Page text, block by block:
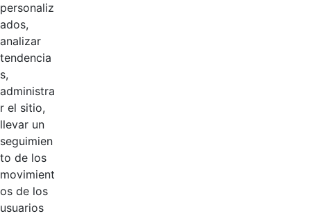
Productos
AÑADIR COMENTARIOS
personaliz
ados,
analizar
tendencia
s,
administra
r el sitio,
llevar un
seguimien
to de los
movimient
os de los
usuarios